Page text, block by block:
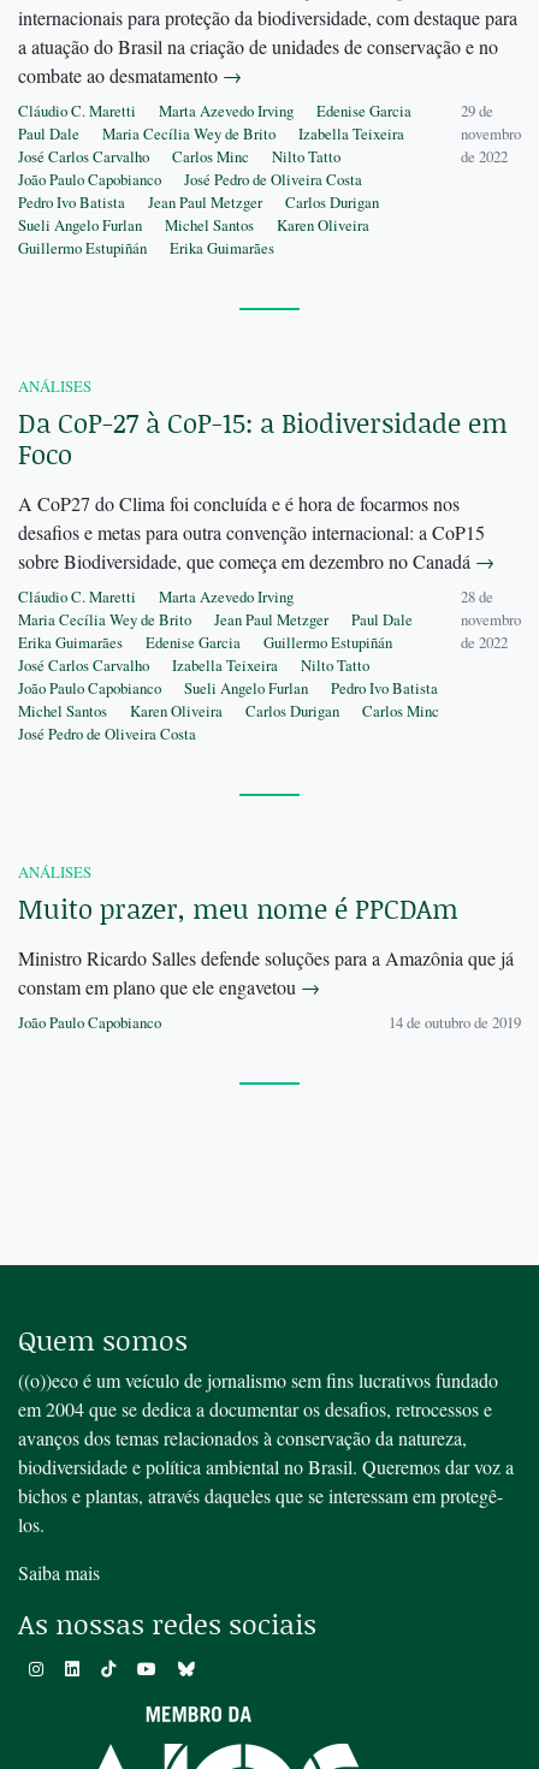
internacionais para proteção da biodiversidade, com destaque para
a atuação do Brasil na criação de unidades de conservação e no
combate ao desmatamento →
Cláudio C. Maretti Marta Azevedo Irving
Edenise Garcia
Paul Dale
Maria Cecília Wey de Brito
Izabella Teixeira
José Carlos Carvalho
Carlos Minc
Nilto Tatto
João Paulo Capobianco
José Pedro de Oliveira Costa
Pedro Ivo Batista
Jean Paul Metzger
Carlos Durigan
Sueli Angelo Furlan
Michel Santos
Karen Oliveira
Guillermo Estupiñán
Erika Guimarães
29 de
novembro
de 2022
ANÁLISES
Da CoP-27 à CoP-15: a Biodiversidade em
Foco
A CoP27 do Clima foi concluída e é hora de focarmos nos
desafios e metas para outra convenção internacional: a CoP15
sobre Biodiversidade, que começa em dezembro no Canadá →
Cláudio C. Maretti
Marta Azevedo Irving
Maria Cecília Wey de Brito
Jean Paul Metzger
Paul Dale
Erika Guimarães
Edenise Garcia
Guillermo Estupiñán
José Carlos Carvalho
Izabella Teixeira
Nilto Tatto
João Paulo Capobianco
Sueli Angelo Furlan
Pedro Ivo Batista
Michel Santos
Karen Oliveira Carlos Durigan
Carlos Minc
José Pedro de Oliveira Costa
28 de
novembro
de 2022
ANÁLISES
Muito prazer, meu nome é PPCDAm
Ministro Ricardo Salles defende soluções para a Amazônia que já
constam em plano que ele engavetou →
João Paulo Capobianco 14 de outubro de 2019
Quem somos
((o))eco é um veículo de jornalismo sem fins lucrativos fundado
em 2004 que se dedica a documentar os desafios, retrocessos e
avanços dos temas relacionados à conservação da natureza,
biodiversidade e política ambiental no Brasil. Queremos dar voz a
bichos e plantas, através daqueles que se interessam em protegê-
los.
Saiba mais
As nossas redes sociais